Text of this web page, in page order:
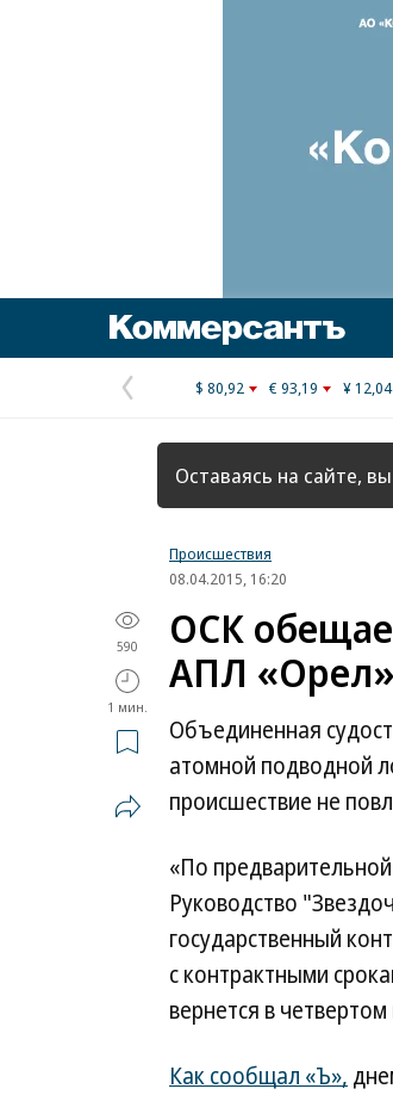
Предыдущая
страница
$ 80,92 € 93,19 ¥ 12,04
Оставаясь на сайте,
Происшествия
08.04.2015, 16:20
590
1 мин.
ОСК
АПЛ «Орел»
Объединенная
атомной подводной
происшествие не
«По
Руководство
государственный
с контрактными
вернется в
Как сообщал «Ъ»,